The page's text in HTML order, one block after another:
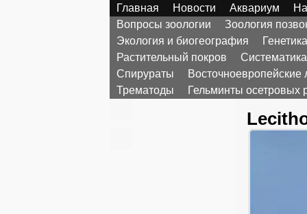
Главная Новости Аквариум
Вопросы зоологии
Зоология
Экология и биогеография
Растительный покров
Спирураты
Восточноевропейские
Трематоды
Гельминты осетровых